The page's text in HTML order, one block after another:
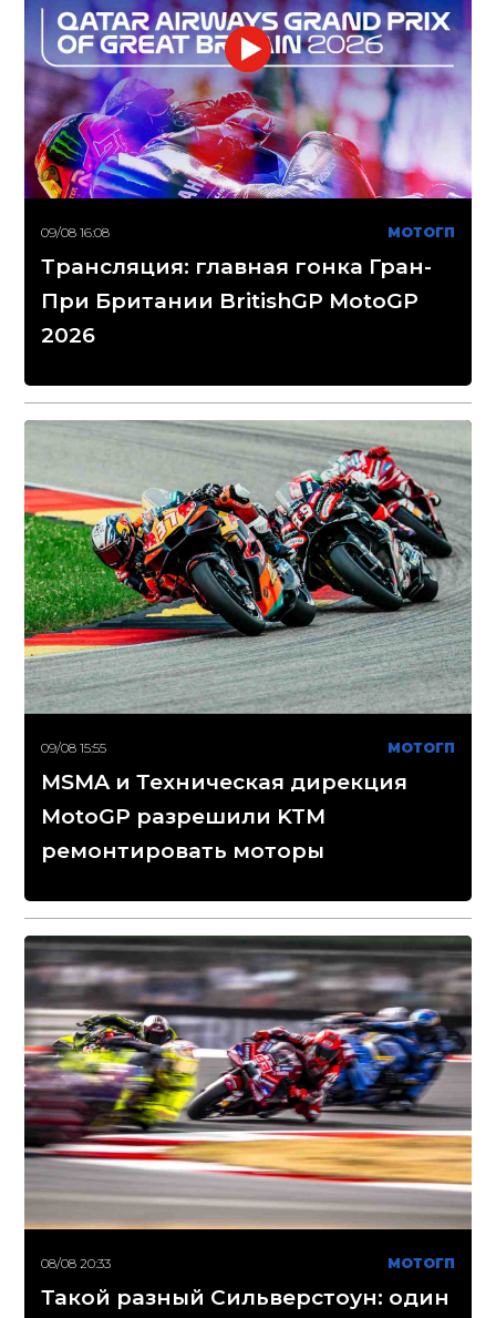
09/08 16:08 МОТОГП
Трансляция: главная гонка Гран-
При Британии BritishGP MotoGP
2026
09/08 15:55 МОТОГП
MSMA и Техническая дирекция
MotoGP разрешили KTM
ремонтировать моторы
08/08 20:33 МОТОГП
Такой разный Сильверстоун: один